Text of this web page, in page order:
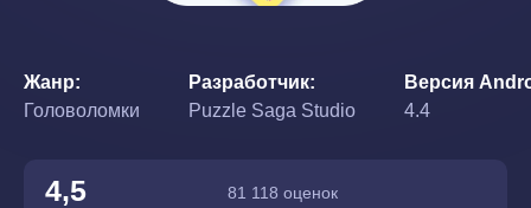
Жанр
Головоломки
Разработчик
Puzzle Saga Studio
Версия
4.4
4,5 81 118 оценок